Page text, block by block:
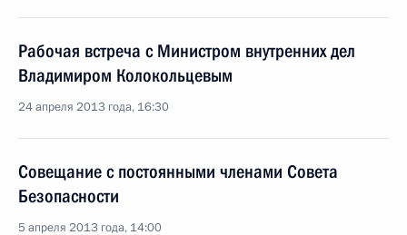
Рабочая встреча с Министром внутренних дел
Владимиром Колокольцевым
24 апреля 2013 года, 16:30
Совещание с постоянными членами Совета
Безопасности
5 апреля 2013 года, 14:00